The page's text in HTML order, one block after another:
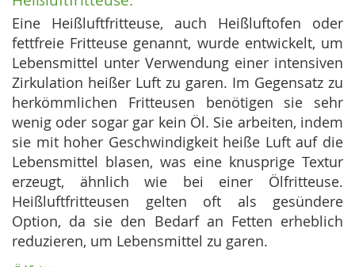
Eine Heißluftfritteuse, auch Heißluftofen oder
fettfreie Fritteuse genannt, wurde entwickelt, um
Lebensmittel unter Verwendung einer intensiven
Zirkulation heißer Luft zu garen. Im Gegensatz zu
herkömmlichen Fritteusen benötigen sie sehr
wenig oder sogar gar kein Öl. Sie arbeiten, indem
sie mit hoher Geschwindigkeit heiße Luft auf die
Lebensmittel blasen, was eine knusprige Textur
erzeugt, ähnlich wie bei einer Ölfritteuse.
Heißluftfritteusen gelten oft als gesündere
Option, da sie den Bedarf an Fetten erheblich
reduzieren, um Lebensmittel zu garen.